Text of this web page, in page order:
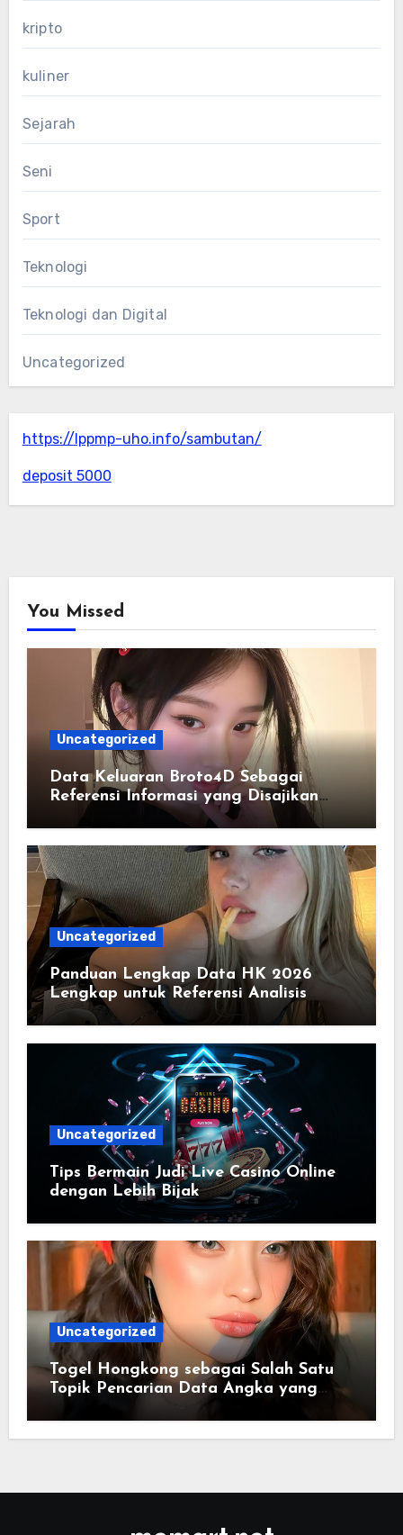
kripto
kuliner
Sejarah
Seni
Sport
Teknologi
Teknologi dan Digital
Uncategorized
https://lppmp-uho.info/sambutan/
deposit 5000
You Missed
Uncategorized
Data Keluaran Broto4D Sebagai
Referensi Informasi yang Disajikan
Secara Sistematis
Uncategorized
Panduan Lengkap Data HK 2026
Lengkap untuk Referensi Analisis
Harian
Uncategorized
Tips Bermain Judi Live Casino Online
dengan Lebih Bijak
Uncategorized
Togel Hongkong sebagai Salah Satu
Topik Pencarian Data Angka yang